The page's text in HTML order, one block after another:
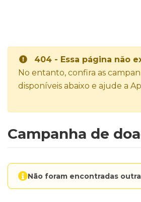
404 - Essa página não
No entanto, confira as
disponíveis abaixo e ajude a
Campanha de
Não foram encontradas